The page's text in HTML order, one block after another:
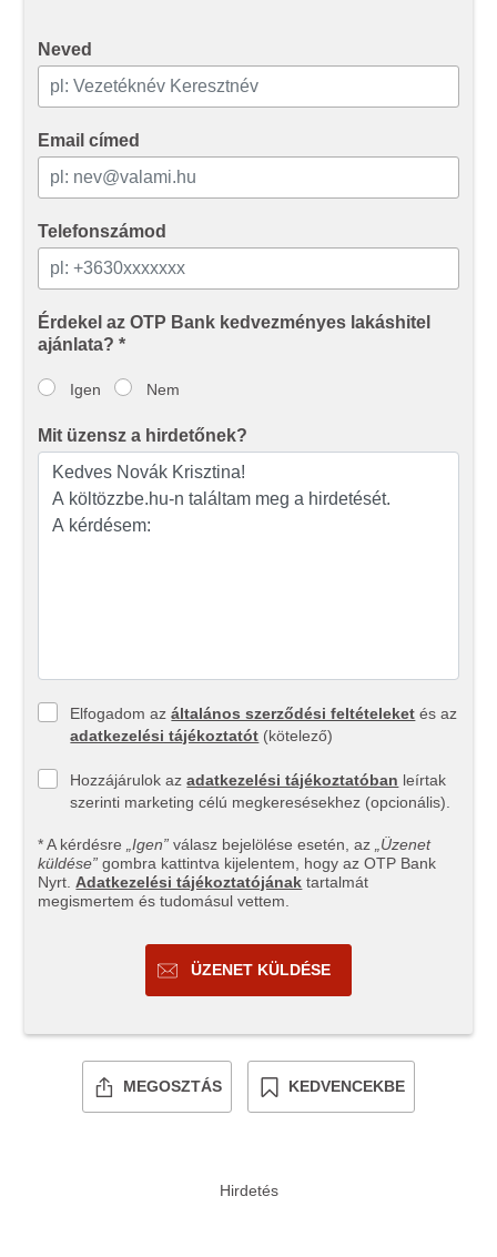
Neved
Email címed
Telefonszámod
Érdekel az OTP Bank kedvezményes lakáshitel
ajánlata? *
Igen Nem
Mit üzensz a hirdetőnek?
Elfogadom azáltalános szerződési feltételeket és az
adatkezelési tájékoztatót (kötelező)
Hozzájárulok azadatkezelési tájékoztatóban leírtak
szerinti marketing célú megkeresésekhez (opcionális).
* A kérdésre „Igen” válasz bejelölése esetén, az
„Üzenet
küldése” gombra kattintva kijelentem, hogy az OTP Bank
Nyrt. Adatkezelési tájékoztatójának tartalmát
megismertem és tudomásul vettem.
ÜZENET KÜLDÉSE
MEGOSZTÁS KEDVENCEKBE